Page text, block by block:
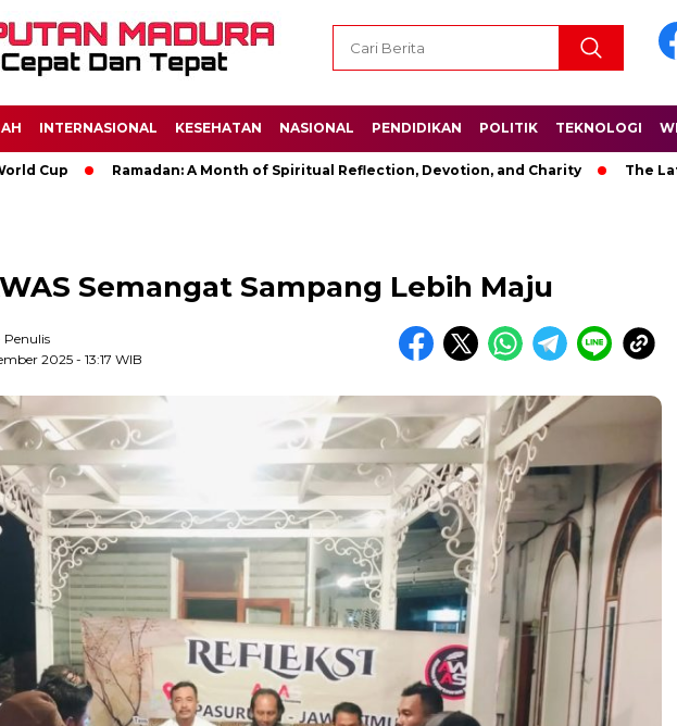
INTERNASIONAL KESEHATAN NASIONAL PENDIDIKAN POLITIK TEKNOLOGI
Ramadan: A Month of Spiritual Reflection, Devotion, and Charity The Latest
Semangat Sampang Lebih Maju
Penulis
2025- 13:17 WIB